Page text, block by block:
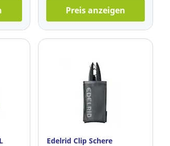
Preis anzeigen
Edelrid Clip Schere